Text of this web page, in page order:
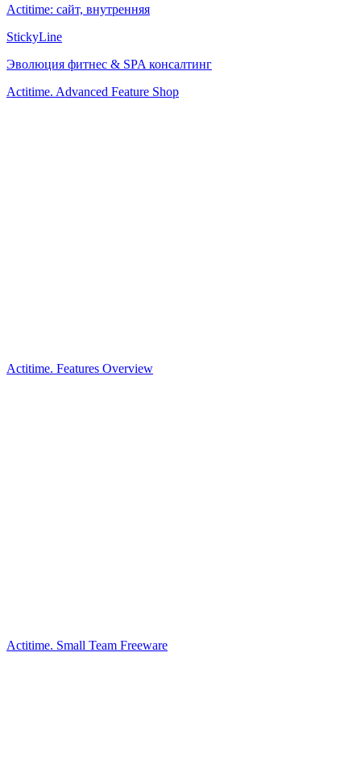
Actitime: сайт, внутренняя
StickyLine
Эволюция фитнес & SPA консалтинг
Actitime. Advanced Feature Shop
Actitime. Features Overview
Actitime. Small Team Freeware